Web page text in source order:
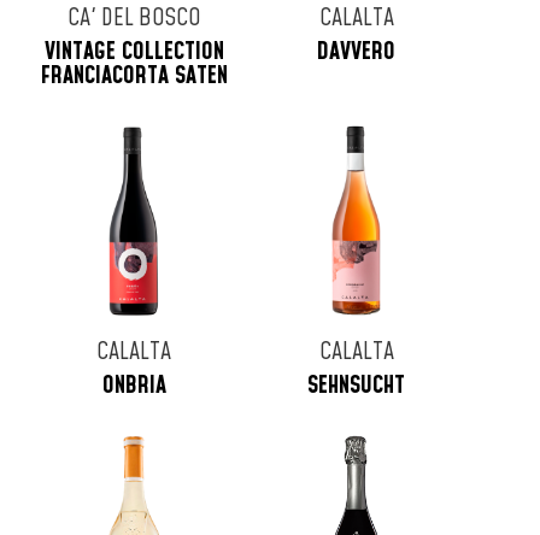
CA' DEL BOSCO
VINTAGE COLLECTION
FRANCIACORTA SATEN
CALALTA
DAVVERO
CALALTA
ONBRIA
CALALTA
SEHNSUCHT